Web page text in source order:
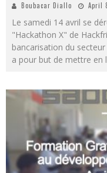
Boubacar Diallo April
Le samedi 14 avril se
"Hackathon X" de
bancarisation du
a pour but de mettre en